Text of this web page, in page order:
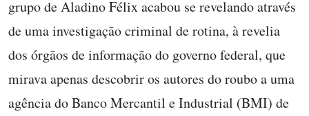
grupo de Aladino Félix acabou se revelando através
de uma investigação criminal de rotina, à revelia
dos órgãos de informação do governo federal, que
mirava apenas descobrir os autores do roubo a uma
agência do Banco Mercantil e Industrial (BMI) de